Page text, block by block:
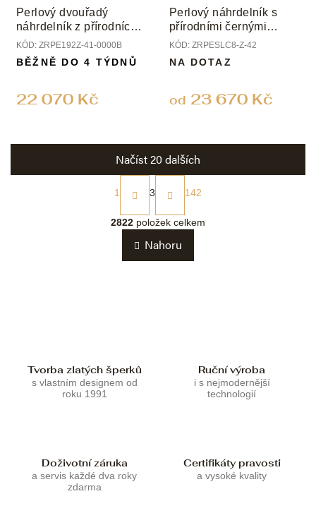
Perlový dvouřadý
náhrdelník z přírodních
perel a zlatým
zapínáním
KÓD: ZRPE192Z-41-0000B
22 070 Kč
BĚŽNĚ DO 4 TÝDNŮ
Perlový náhrdelník s
přírodními černými
perlami, uzávěr žluté
KÓD: ZRPESLC8-Z-42
od 23 670 Kč
NA DOTAZ
v
l
á
d
Načíst 20 dalších
S
á
n
k
o
1 3 142
2822 položek celkem
Nahoru
Tvorba zlatých šperků
s vlastním designem od
roku 1991
Ruční výroba
i s nejmodernější
technologií
Doživotní záruka
a servis každé dva roky
zdarma
Certifikáty pravosti
a vysoké kvality